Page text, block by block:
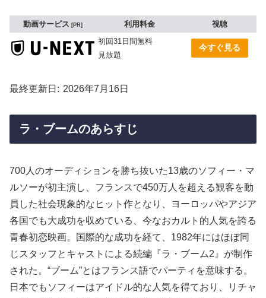
動画サービス PR 利用料金
視聴
初回31日間無料
見放題
今すぐ見る
最終更新日 2026年7月16日
ラ・ブームのあらすじ
700人のオーディションを勝ち抜いた13歳のソフィー・マ
ルソーが初主演し、フランスで450万人を超える観客を動
員した社会現象的なヒット作となり、ヨーロッパやアジア
各国でも大成功を収めている、今なおカルト的人気を誇る
青春初恋映画。国際的な成功を経て、1982年にはほぼ同
じスタッフとキャストによる続編『ラ・ブーム2』が制作
された。“ブーム”とはフランス語でパーティを意味する。
日本でもソフィーはアイドル的な人気を得ており、リチャ